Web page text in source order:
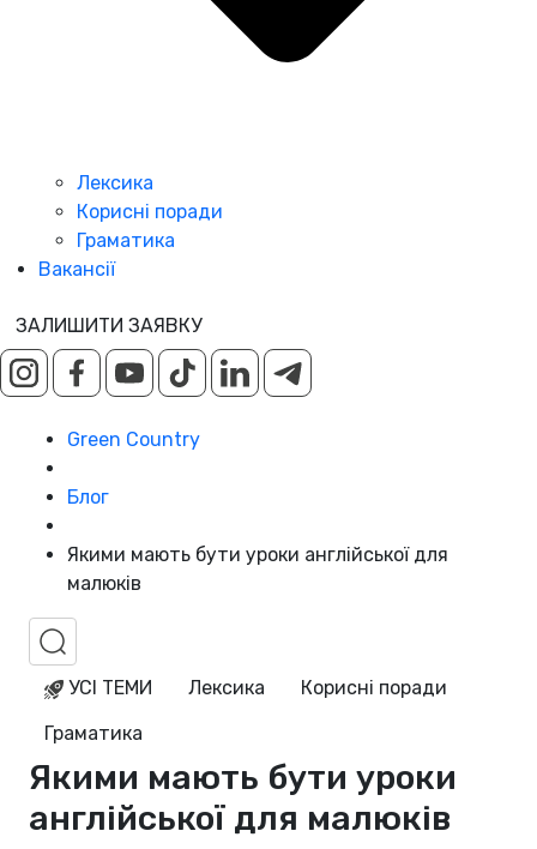
Лексика
Корисні поради
Граматика
Вакансії
ЗАЛИШИТИ ЗАЯВКУ
Green Country
Блог
Якими мають бути уроки англійської для
малюків
УСІ ТЕМИ Лексика
Корисні поради
Граматика
Якими мають бути уроки
англійської для малюків